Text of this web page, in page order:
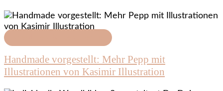
Handmade vorgestellt: Mehr Pepp mit
Illustrationen von Kasimir Illustration